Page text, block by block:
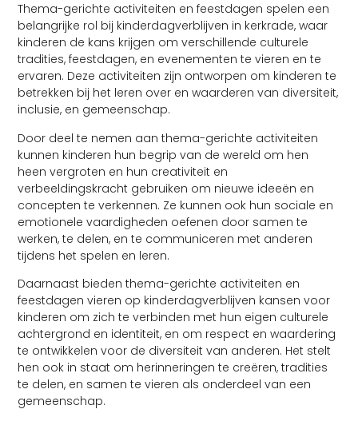
Thema-gerichte activiteiten en feestdagen spelen een
belangrijke rol bij kinderdagverblijven in kerkrade, waar
kinderen de kans krijgen om verschillende culturele
tradities, feestdagen, en evenementen te vieren en te
ervaren. Deze activiteiten zijn ontworpen om kinderen te
betrekken bij het leren over en waarderen van diversiteit,
inclusie, en gemeenschap.
Door deel te nemen aan thema-gerichte activiteiten
kunnen kinderen hun begrip van de wereld om hen
heen vergroten en hun creativiteit en
verbeeldingskracht gebruiken om nieuwe ideeën en
concepten te verkennen. Ze kunnen ook hun sociale en
emotionele vaardigheden oefenen door samen te
werken, te delen, en te communiceren met anderen
tijdens het spelen en leren.
Daarnaast bieden thema-gerichte activiteiten en
feestdagen vieren op kinderdagverblijven kansen voor
kinderen om zich te verbinden met hun eigen culturele
achtergrond en identiteit, en om respect en waardering
te ontwikkelen voor de diversiteit van anderen. Het stelt
hen ook in staat om herinneringen te creëren, tradities
te delen, en samen te vieren als onderdeel van een
gemeenschap.